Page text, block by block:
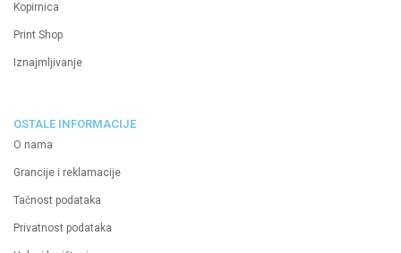
Kopirnica
Print Shop
Iznajmljivanje
OSTALE INFORMACIJE
O nama
Grancije i reklamacije
Tačnost podataka
Privatnost podataka